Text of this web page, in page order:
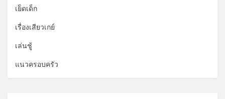
เย็ดเด็ก
เรื่องเสียวเกย์
เล่นชู้
แนวครอบครัว